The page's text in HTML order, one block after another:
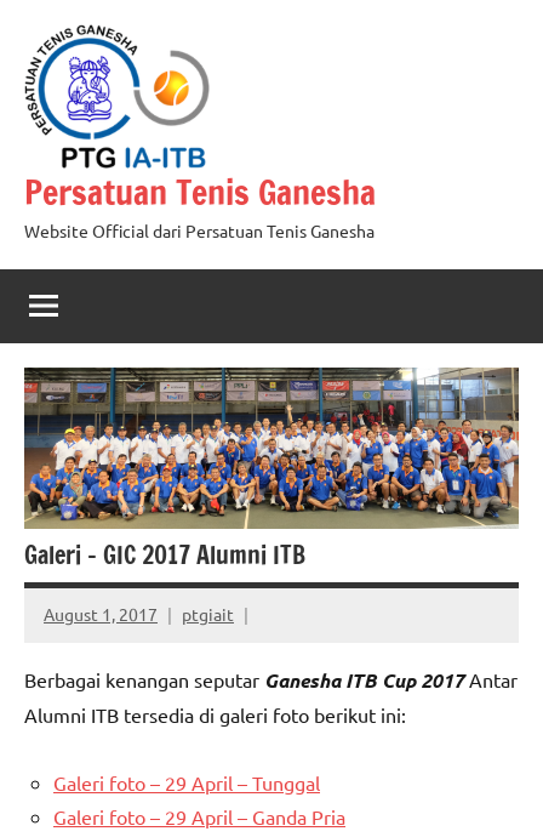
content
Persatuan Tenis Ganesha
Website Official dari Persatuan Tenis Ganesha
Galeri – GIC 2017 Alumni ITB
August 1, 2017 ptgiait
Berbagai kenangan seputar Ganesha ITB Cup 2017Antar
Alumni ITB tersedia di galeri foto berikut ini:
Galeri foto – 29 April – Tunggal
Galeri foto – 29 April – Ganda Pria